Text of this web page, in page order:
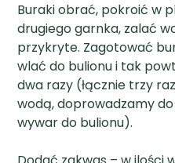
Buraki obrać, pokroić w
drugiego garnka, zalać
przykryte. Zagotować
wlać do bulionu i tak
dwa razy (łącznie trzy
wodą, doprowadzamy
wywar do bulionu).